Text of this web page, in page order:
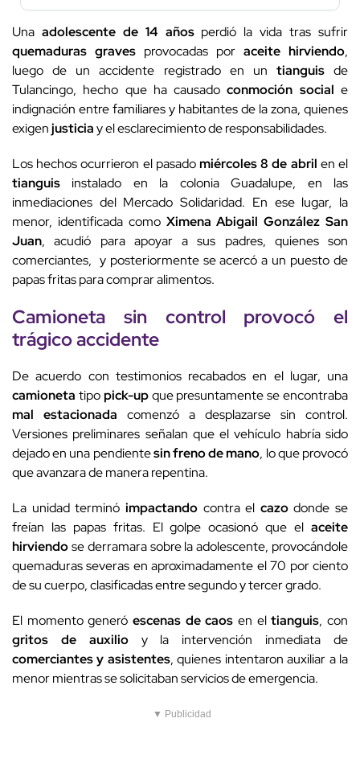
Una adolescente de 14 añosperdió la vida tras sufrir
quemaduras graves provocadas por aceite hirviendo,
luego de un accidente registrado en un tianguisde
Tulancingo, hecho que ha causadoconmoción social e
indignación entre familiares y habitantes de la zona, quienes
exigenjusticiay el esclarecimiento de responsabilidades.
Los hechos ocurrieron el pasadomiércoles 8 de abril en el
tianguis instalado en la colonia Guadalupe, en las
inmediaciones del Mercado Solidaridad. En ese lugar, la
menor, identificada como Ximena Abigail González San
Juan, acudió para apoyar a sus padres, quienes son
comerciantes, y posteriormente se acercó a un puesto de
papas fritas para comprar alimentos.
Camioneta sin control provocó el
trágico accidente
De acuerdo con testimonios recabados en el lugar, una
camioneta tipopick-upque presuntamente se encontraba
mal estacionada comenzó a desplazarse sin control.
Versiones preliminares señalan que el vehículo habría sido
dejado en una pendientesin freno de mano, lo que provocó
que avanzara de manera repentina.
La unidad terminó impactandocontra el cazodonde se
freían las papas fritas. El golpe ocasionó que el aceite
hirviendose derramara sobre la adolescente, provocándole
quemaduras severas en aproximadamente el 70 por ciento
de su cuerpo, clasificadas entre segundo y tercer grado.
El momento generó escenas de caos en eltianguis, con
gritos de auxilioy la intervención inmediata de
comerciantes y asistentes, quienes intentaron auxiliar a la
menor mientras se solicitaban servicios de emergencia.
▼ Publicidad